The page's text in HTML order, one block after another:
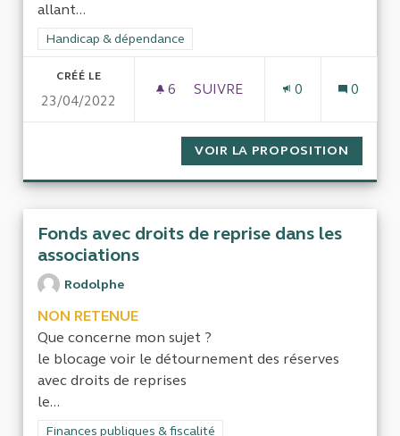
allant...
Filtrer les résultats de la catégorie : Handicap & dépendance
Handicap & dépendance
CRÉÉ LE
23/04/2022
6 6 ABONNÉS
SUIVRE
0 0
VOIR LA PROPOSITION
Fonds avec droits de reprise dans les
associations
Rodolphe
NON RETENUE
Que concerne mon sujet ?
le blocage voir le détournement des réserves
avec droits de reprises
le...
Filtrer les résultats de la catégorie : Finances publiques &
Finances publiques & fiscalité